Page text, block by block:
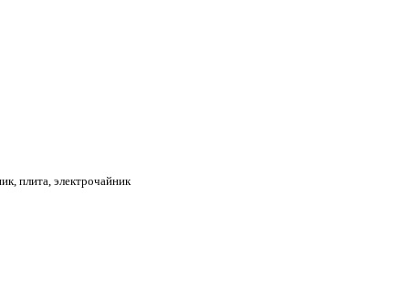
плита, электрочайник